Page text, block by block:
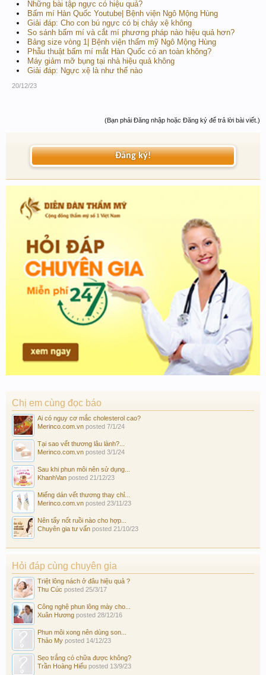
Những bài tập ngực có hiệu quả?
Bấm mí Hàn Quốc Youtube| Bệnh viện Ngô Mộng Hùng
Giải đáp: Cho con bú ngực có bị chảy xệ không
So sánh bấm mí và cắt mí phương pháp nào hiệu quả hơn?
Bảng size vòng 1| Bệnh viện thẩm mỹ Ngô Mộng Hùng
Phẫu thuật bấm mí mắt Hàn Quốc có an toàn không?
Máy giảm mỡ bụng tại nhà hiệu quả không
Giải đáp: Ngực xệ là như thế nào
20/12/23
(Bạn phải Đăng nhập hoặc Đăng ký để trả lời bài viết.)
Đăng ký!
Chị em cùng đọc báo
Ai có nguy cơ mắc cholesterol cao?
Merinco.com.vn posted 7/1/24
Tại sao vết thương lâu lành?...
Merinco.com.vn posted 3/1/24
Sau khi phun môi nên sử dụng...
KhanhVan posted 21/12/23
Miếng dán vết thương thay chỉ...
Merinco.com.vn posted 23/11/23
Nên tẩy nốt ruồi nào cho hợp...
Chuyên gia tư vấn posted 21/10/23
Hỏi đáp cùng chuyên gia
Triệt lông nách ở đâu hiệu quả ?
Thu Cúc posted 25/3/17
Công nghệ phun lông mày cho...
Xuân Hương posted 28/12/16
Phun môi xong nên dùng son...
Thảo My posted 14/12/23
Sẹo trắng có chữa được không?
Trần Hoàng Hiếu posted 13/9/23